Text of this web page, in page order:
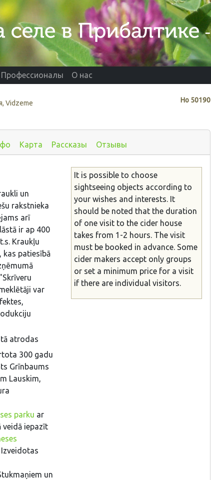
Профессионалы О нас
Нo 50190
Vidzeme
Карта Рассказы Отзывы
un
rakstnieka
arī
ir ap 400
Kraukļu
kas patiesībā
var
atrodas
300 gadu
Grīnbaums
Lauskim,
parku ar
veidā iepazīt
Izveidotas
un
It is possible to choose
sightseeing objects according to
your wishes and interests. It
should be noted that the duration
of one visit to the cider house
takes from 1-2 hours. The visit
must be booked in advance. Some
cider makers accept only groups
or set a minimum price for a visit
if there are individual visitors.